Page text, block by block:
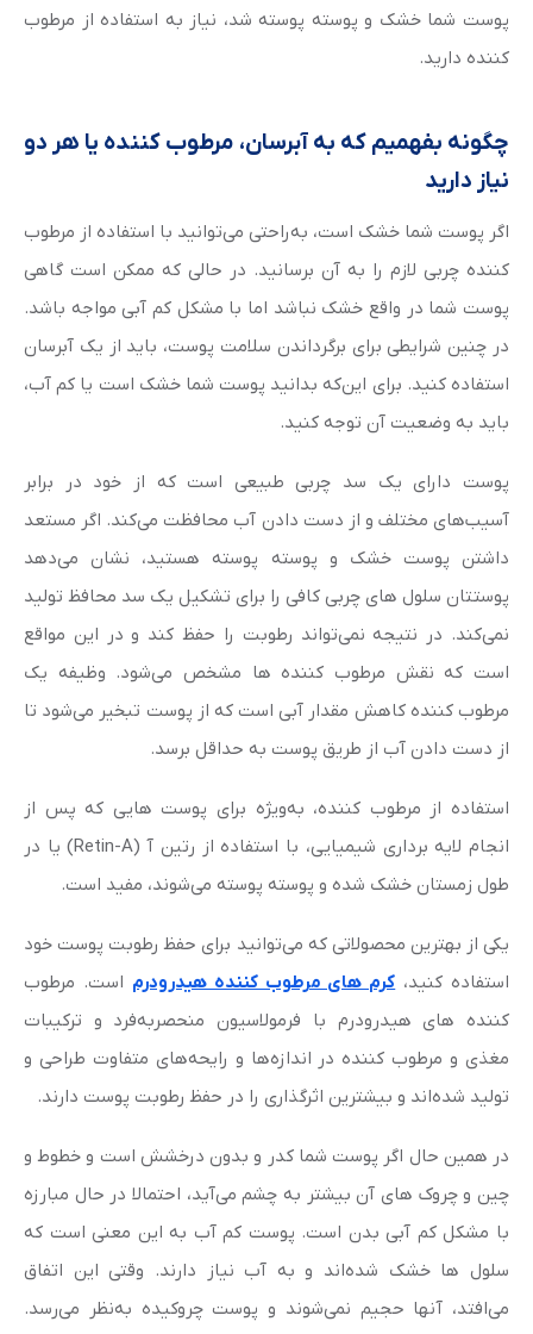
پوست شما خشک و پوسته پوسته شد، نیاز به استفاده از مرطوب
کننده دارید.
چگونه بفهمیم که به آبرسان، مرطوب کننده یا هر دو
نیاز دارید
اگر پوست شما خشک است، به‌راحتی می‌توانید با استفاده از مرطوب
کننده چربی لازم را به آن برسانید. در حالی که ممکن است گاهی
پوست شما در واقع خشک نباشد اما با مشکل کم آبی مواجه باشد.
در چنین شرایطی برای برگرداندن سلامت پوست، باید از یک آبرسان
استفاده کنید. برای این‌که بدانید پوست شما خشک است یا کم آب،
باید به وضعیت آن توجه کنید.
پوست دارای یک سد چربی طبیعی است که از خود در برابر
آسیب‌های مختلف و از دست دادن آب محافظت می‌کند. اگر مستعد
داشتن پوست خشک و پوسته پوسته هستید، نشان می‌دهد
پوستتان سلول های چربی کافی را برای تشکیل یک سد محافظ تولید
نمی‌کند. در نتیجه نمی‌تواند رطوبت را حفظ کند و در این مواقع
است که نقش مرطوب کننده ها مشخص می‌شود. وظیفه یک
مرطوب کننده کاهش مقدار آبی است که از پوست تبخیر می‌شود تا
از دست دادن آب از طریق پوست به حداقل برسد.
استفاده از مرطوب کننده، به‌ویژه برای پوست هایی که پس از
انجام لایه برداری شیمیایی، با استفاده از رتین آ (Retin-A) یا در
طول زمستان خشک شده و پوسته پوسته می‌شوند، مفید است.
یکی از بهترین محصولاتی که می‌توانید برای حفظ رطوبت پوست خود
استفاده کنید،کرم های مرطوب کننده هیدرودرم است. مرطوب
کننده های هیدرودرم با فرمولاسیون منحصربه‌فرد و ترکیبات
مغذی و مرطوب کننده در اندازه‌ها و رایحه‌های متفاوت طراحی و
تولید شده‌اند و بیشترین اثرگذاری را در حفظ رطوبت پوست دارند.
در همین حال اگر پوست شما کدر و بدون درخشش است و خطوط و
چین و چروک های آن بیشتر به چشم می‌آید، احتمالا در حال مبارزه
با مشکل کم ‌آبی بدن است. پوست کم آب به این معنی است که
سلول ها خشک شده‌اند و به آب نیاز دارند. وقتی این اتفاق
می‌افتد، آنها حجیم نمی‌شوند و پوست چروکیده به‌نظر می‌رسد.